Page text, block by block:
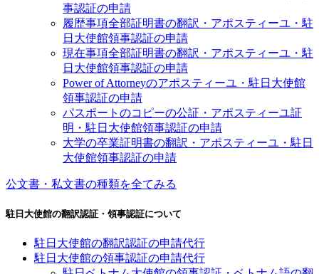
事認証の申請
履歴事項全部証明書の翻訳・アポスティーユ・駐
日大使館領事認証の申請
現在事項全部証明書の翻訳・アポスティーユ・駐
日大使館領事認証の申請
Power of Attorneyのアポスティーユ・駐日大使館
領事認証の申請
パスポートのコピーの公証・アポスティーユ証
明・駐日大使館領事認証の申請
大学の卒業証明書の翻訳・アポスティーユ・駐日
大使館領事認証の申請
公文書・私文書の種類を全てみる
駐日大使館の翻訳認証・領事認証について
駐日大使館の翻訳認証の申請代行
駐日大使館の領事認証の申請代行